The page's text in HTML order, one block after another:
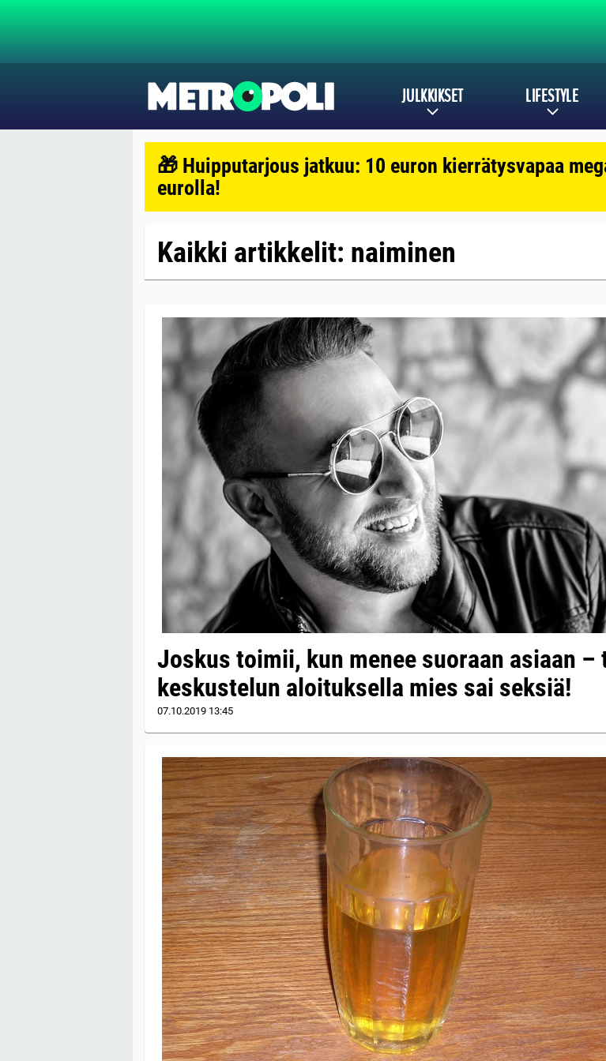
JULKKIKSET LIFESTYLE
🎁 Huipputarjous jatkuu: 10 euron kierrätysvapaa
eurolla!
Kaikki artikkelit: naiminen
Joskus toimii, kun menee suoraan asiaan –
keskustelun aloituksella mies sai seksiä!
07.10.2019 13:45